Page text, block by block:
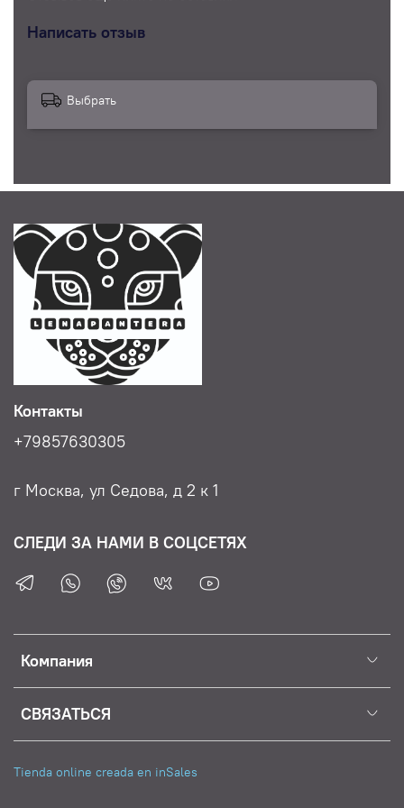
Написать отзыв
Выбрать
Компания
СВЯЗАТЬСЯ
Контакты
+79857630305
г Москва, ул Седова, д 2 к 1
СЛЕДИ ЗА НАМИ В СОЦСЕТЯХ
Tienda online creada en inSales